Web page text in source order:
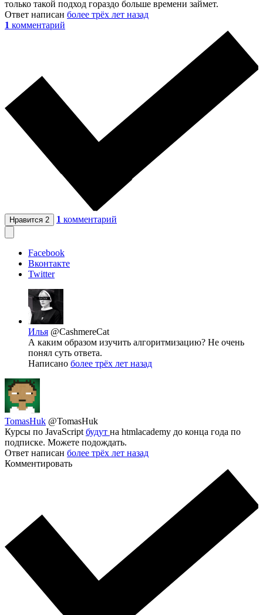
только такой подход гораздо больше времени займет.
Ответ написан более трёх лет назад
1 комментарий
Нравится 2 1 комментарий
Facebook
Вконтакте
Twitter
Илья @CashmereCat
А каким образом изучить алгоритмизацию? Не очень
понял суть ответа.
Написано более трёх лет назад
TomasHuk @TomasHuk
Курсы по JavaScript будут на htmlacademy до конца года по
подписке. Можете подождать.
Ответ написан более трёх лет назад
Комментировать